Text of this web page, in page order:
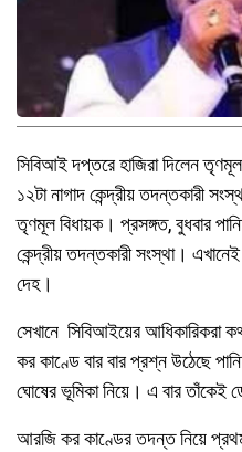
সিবিআই দপ্তরে হাজিরা দিলেন
১২টা নাগাদ কেন্দ্রীয় তদন্তকারী
তৃণমূল বিধায়ক। প্রসঙ্গত, বুধবার
কেন্দ্রীয় তদন্তকারী সংস্থা। এখানেই
দেহ।
সেখানে সিবিআইয়ের আধিকারিকরা
কর কাণ্ডে বার বার প্রশ্ন উঠেছে
ঘোষের ভূমিকা নিয়ে। এ বার তাঁকেই
আরজি কর কাণ্ডের তদন্ত নিয়ে